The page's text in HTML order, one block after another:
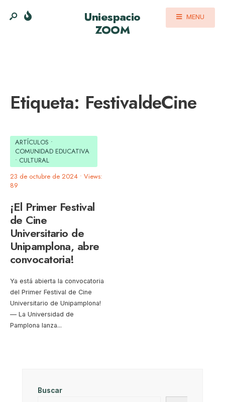
Uniespacio
ZOOM
MENU
Etiqueta: FestivaldeCine
ARTÍCULOS •
COMUNIDAD EDUCATIVA
• CULTURAL
23 de octubre de 2024 • Views:
89
¡El Primer Festival
de Cine
Universitario de
Unipamplona, abre
convocatoria!
Ya está abierta la convocatoria
del Primer Festival de Cine
Universitario de Unipamplona!
— La Universidad de
Pamplona lanza...
Buscar